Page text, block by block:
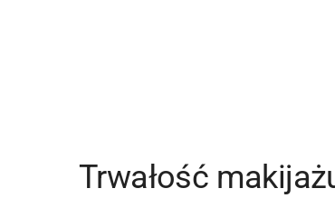
Trwałość